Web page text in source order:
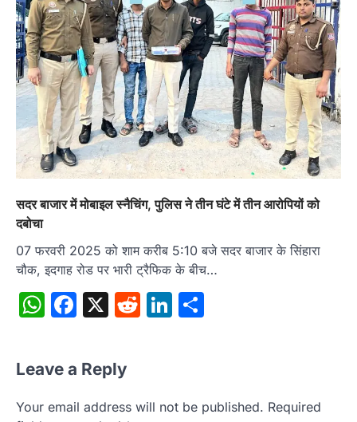
सदर बाजार में मोबाइल स्नैचिंग, पुलिस ने तीन घंटे में तीन आरोपियों को
दबोचा
07 फरवरी 2025 को शाम करीब 5:10 बजे सदर बाजार के सिंहारा
चौक, इदगाह रोड पर भारी ट्रैफिक के बीच…
WhatsApp
Facebook
X RedditLinkedIn
Leave a Reply
Your email address will not be published. Required